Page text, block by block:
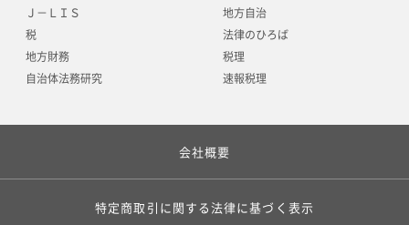
Ｊ－ＬＩＳ
税
地方財務
自治体法務研究
地方自治
法律のひろば
税理
速報税理
会社概要
特定商取引に関する法律に基づく表示